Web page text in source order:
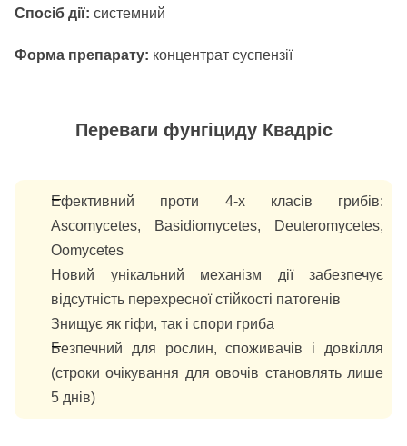
Спосіб дії: системний
Форма препарату: концентрат суспензії
Переваги фунгіциду Квадріс
Ефективний проти 4-х класів грибів:
Ascomycetes, Basidiomycetes, Deuteromycetes,
Oomycetes
Новий унікальний механізм дії забезпечує
відсутність перехресної стійкості патогенів
Знищує як гіфи, так і спори гриба
Безпечний для рослин, споживачів і довкілля
(строки очікування для овочів становлять лише
5 днів)